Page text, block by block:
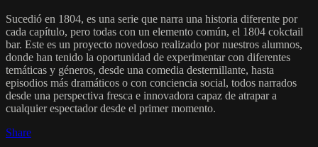
Sucedió en 1804, es una serie que narra una historia diferente por
cada capítulo, pero todas con un elemento común, el 1804 cokctail
bar. Este es un proyecto novedoso realizado por nuestros alumnos,
donde han tenido la oportunidad de experimentar con diferentes
temáticas y géneros, desde una comedia desternillante, hasta
episodios más dramáticos o con conciencia social, todos narrados
desde una perspectiva fresca e innovadora capaz de atrapar a
cualquier espectador desde el primer momento.
Share